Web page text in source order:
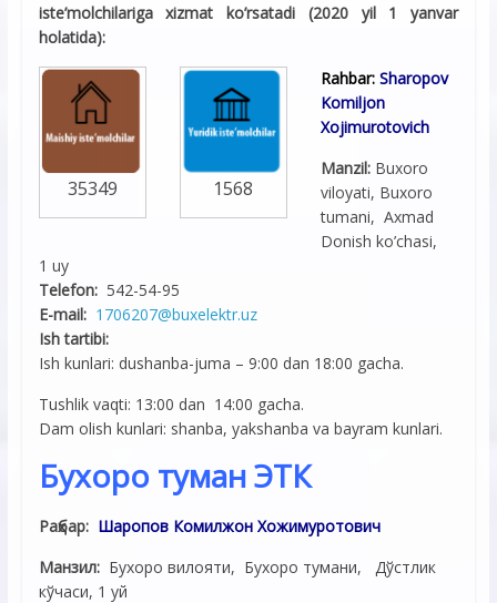
iste’molchilariga xizmat ko’rsatadi (2020 yil 1 yanvar
holatida):
35349 1568
Rahbar: Sharopov
Komiljon
Xojimurotovich
Manzil:Buxoro
viloyati, Buxoro
tumani, Axmad
Donish ko’chasi,
1 uy
Telefon:542-54-95
E-mail: 1706207@buxelektr.uz
Ish tartibi:
Ish kunlari: dushanba-juma – 9:00 dan 18:00 gacha.
Tushlik vaqti: 13:00 dan 14:00 gacha.
Dam olish kunlari: shanba, yakshanba va bayram kunlari.
Бухоро туман ЭТК
Раҳбар: Шаропов Комилжон Хожимуротович
Манзил:Бухоро вилояти, Бухоро тумани, Дўстлик
кўчаси, 1 уй